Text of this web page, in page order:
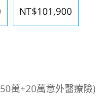
NT$101,900
萬+20萬意外醫療險)